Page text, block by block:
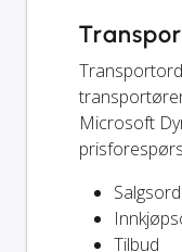
Microsoft
Tilbud